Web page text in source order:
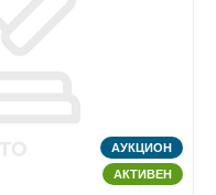
АУКЦИОН
АКТИВЕН